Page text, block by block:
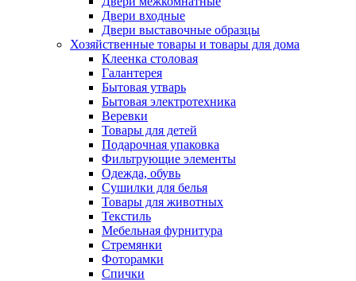
Двери входные
Двери выставочные образцы
Хозяйственные товары и товары для дома
Клеенка столовая
Галантерея
Бытовая утварь
Бытовая электротехника
Веревки
Товары для детей
Подарочная упаковка
Фильтрующие элементы
Одежда, обувь
Сушилки для белья
Товары для животных
Текстиль
Мебельная фурнитура
Стремянки
Фоторамки
Спички